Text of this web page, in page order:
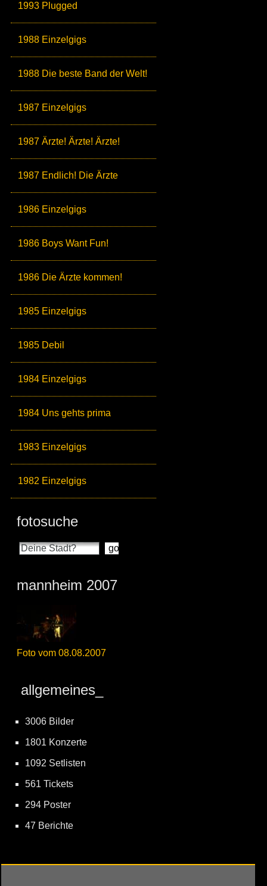
1993 Plugged
1988 Einzelgigs
1988 Die beste Band der Welt!
1987 Einzelgigs
1987 Ärzte! Ärzte! Ärzte!
1987 Endlich! Die Ärzte
1986 Einzelgigs
1986 Boys Want Fun!
1986 Die Ärzte kommen!
1985 Einzelgigs
1985 Debil
1984 Einzelgigs
1984 Uns gehts prima
1983 Einzelgigs
1982 Einzelgigs
fotosuche
mannheim 2007
Foto vom 08.08.2007
allgemeines_
3006 Bilder
1801 Konzerte
1092 Setlisten
561 Tickets
294 Poster
47 Berichte